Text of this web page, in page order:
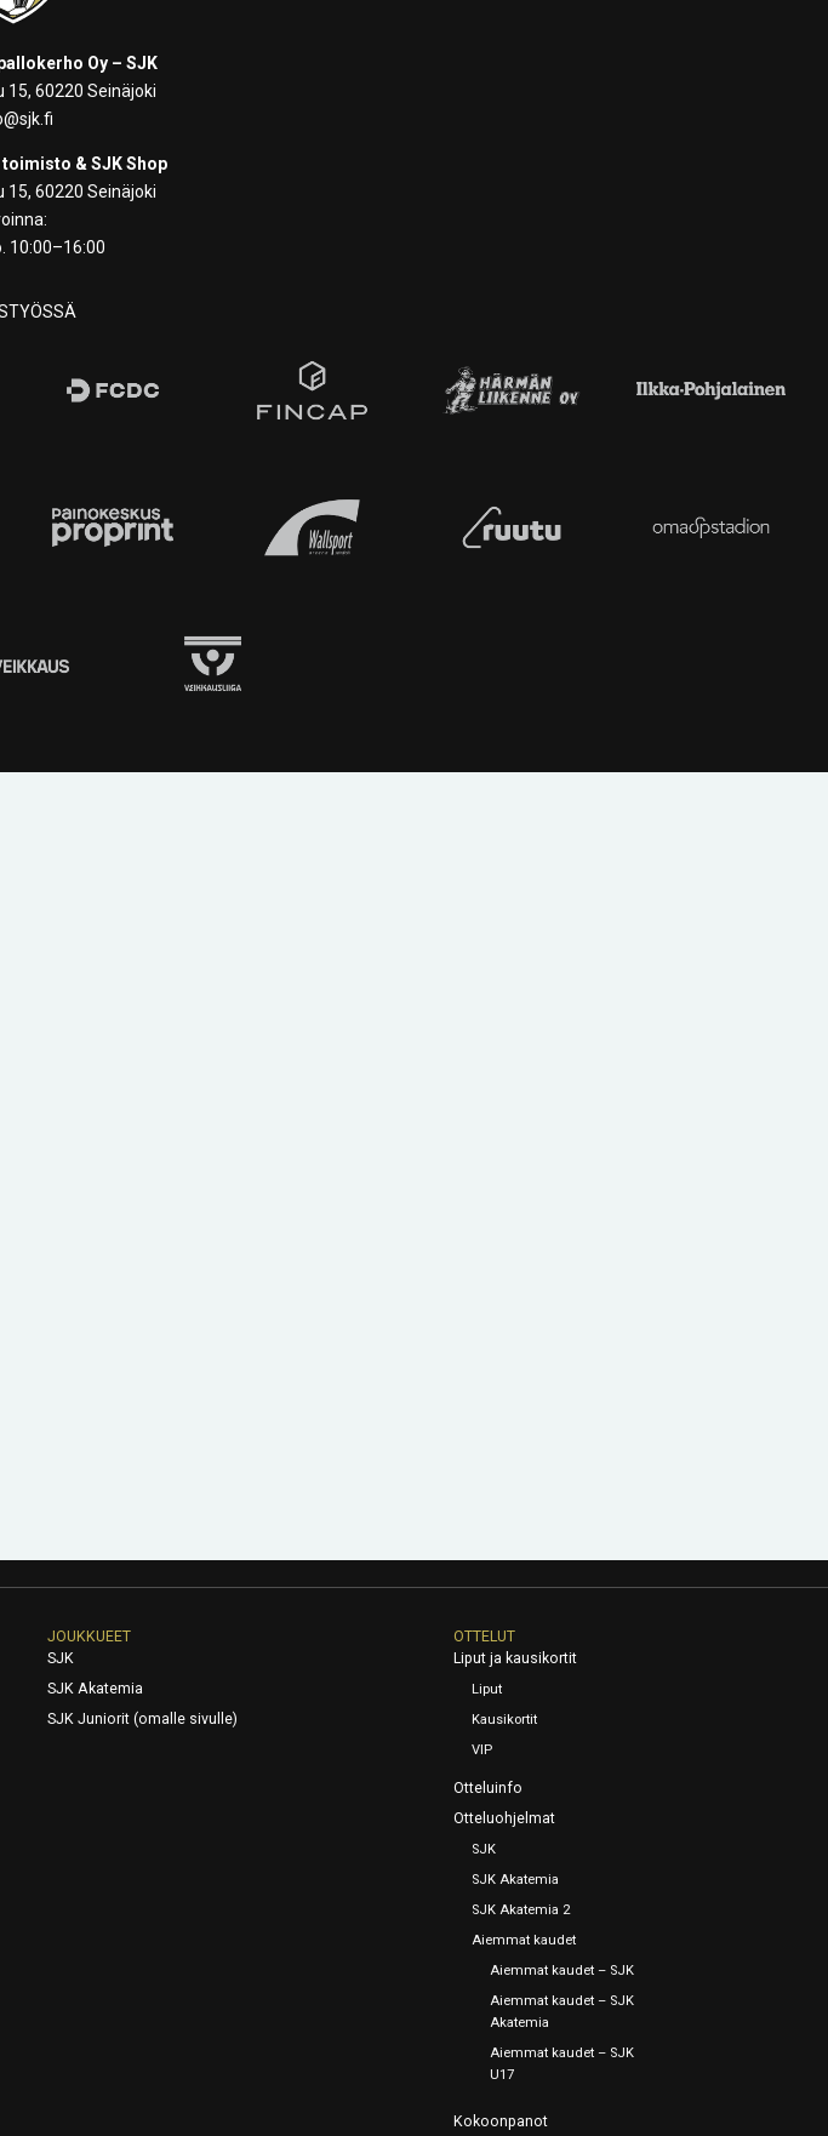
Oy – SJK
60220 Seinäjoki
& SJK Shop
60220 Seinäjoki
10:00–16:00
JOUKKUEET
SJK
SJK Akatemia
SJK Juniorit (omalle sivulle)
OTTELUT
Liput ja kausikortit
Liput
Kausikortit
VIP
Otteluinfo
Otteluohjelmat
SJK
SJK Akatemia
SJK Akatemia 2
Aiemmat kaudet
Aiemmat kaudet – SJK
Aiemmat kaudet – SJK
Akatemia
Aiemmat kaudet – SJK
U17
Kokoonpanot